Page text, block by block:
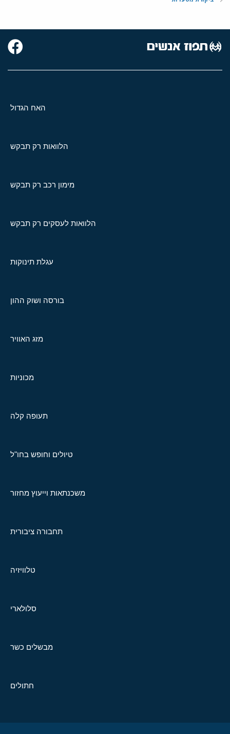
האח הגדול
הלוואות רק תבקש
מימון רכב רק תבקש
הלוואות לעסקים רק תבקש
עגלת תינוקות
בורסה ושוק ההון
מזג האוויר
מכוניות
תעופה קלה
טיולים וחופש בחו"ל
משכנתאות וייעוץ מחזור
תחבורה ציבורית
טלוויזיה
סלולארי
מבשלים כשר
חתולים